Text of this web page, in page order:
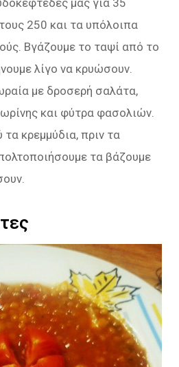
μας για 35
250 και τα υπόλοιπα
Βγάζουμε το ταψί από το
λίγο να κρυώσουν.
με δροσερή σαλάτα,
και φύτρα φασολιών.
τα κρεμμύδια, πριν τα
τα βάζουμε